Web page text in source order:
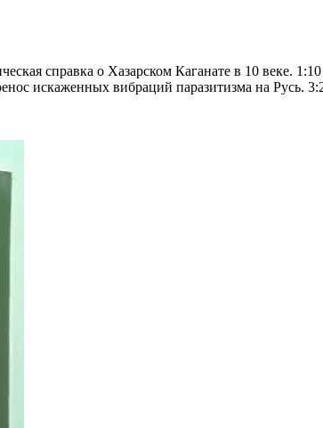
справка о Хазарском Каганате в 10 веке.
искаженных вибраций паразитизма на Русь.